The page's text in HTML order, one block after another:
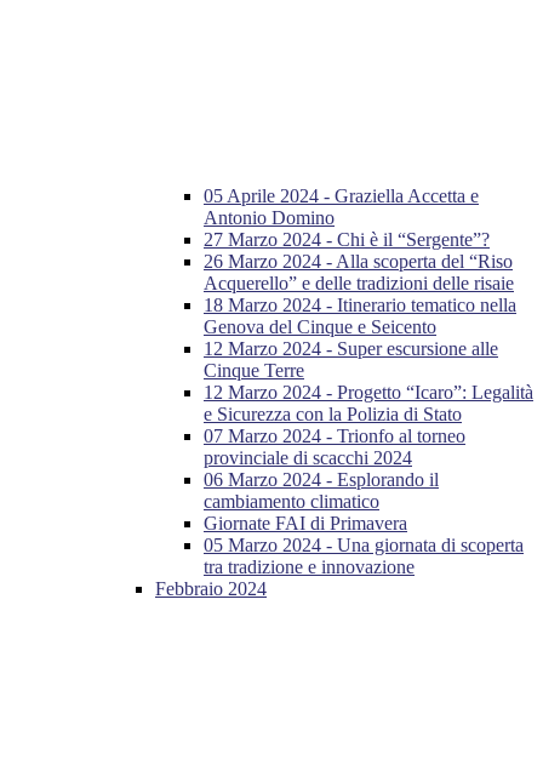
05 Aprile 2024 - Graziella Accetta e
Antonio Domino
27 Marzo 2024 - Chi è il “Sergente”?
26 Marzo 2024 - Alla scoperta del “Riso
Acquerello” e delle tradizioni delle risaie
18 Marzo 2024 - Itinerario tematico nella
Genova del Cinque e Seicento
12 Marzo 2024 - Super escursione alle
Cinque Terre
12 Marzo 2024 - Progetto “Icaro”: Legalità
e Sicurezza con la Polizia di Stato
07 Marzo 2024 - Trionfo al torneo
provinciale di scacchi 2024
06 Marzo 2024 - Esplorando il
cambiamento climatico
Giornate FAI di Primavera
05 Marzo 2024 - Una giornata di scoperta
tra tradizione e innovazione
Febbraio 2024